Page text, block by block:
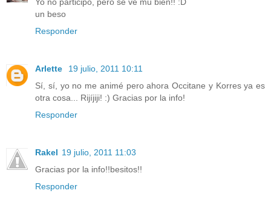
un beso
Responder
Arlette
19 julio, 2011 10:11
Sí, sí, yo no me animé pero ahora Occitane y Korres ya es
otra cosa... Rijíjiji! :) Gracias por la info!
Responder
Rakel 19 julio, 2011 11:03
Gracias por la info!!besitos!!
Responder